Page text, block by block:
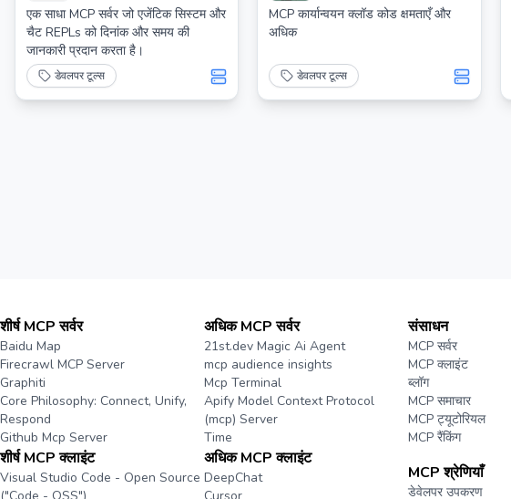
एक साधा MCP सर्वर जो एजेंटिक सिस्टम और
चैट REPLs को दिनांक और समय की
जानकारी प्रदान करता है।
डेवलपर टूल्स
MCP कार्यान्वयन क्लॉड कोड क्षमताएँ और
अधिक
डेवलपर टूल्स
शीर्ष MCP सर्वर
Baidu Map
Firecrawl MCP Server
Graphiti
Core Philosophy: Connect, Unify,
Respond
Github Mcp Server
शीर्ष MCP क्लाइंट
Visual Studio Code - Open Source
अधिक MCP सर्वर
21st.dev Magic Ai Agent
mcp audience insights
Mcp Terminal
Apify Model Context Protocol
(mcp) Server
Time
अधिक MCP क्लाइंट
DeepChat
संसाधन
MCP सर्वर
MCP क्लाइंट
ब्लॉग
MCP समाचार
MCP ट्यूटोरियल
MCP रैंकिंग
MCP श्रेणियाँ
डेवेलपर उपकरण